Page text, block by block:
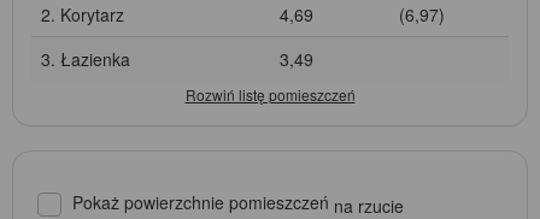
2. Korytarz
4,69
(6,97)
3. Łazienka
3,49
Pokaż powierzchnie pomieszczeń na rzucie